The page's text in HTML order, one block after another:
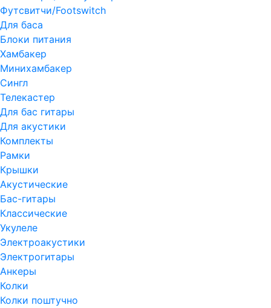
Футсвитчи/Footswitch
Для баса
Блоки питания
Хамбакер
Минихамбакер
Сингл
Телекастер
Для бас гитары
Для акустики
Комплекты
Рамки
Крышки
Акустические
Бас-гитары
Классические
Укулеле
Электроакустики
Электрогитары
Анкеры
Колки
Колки поштучно